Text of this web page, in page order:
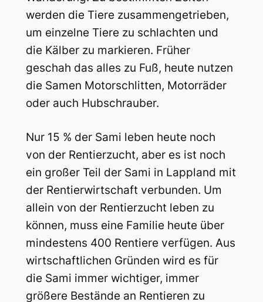
werden die Tiere zusammengetrieben,
um einzelne Tiere zu schlachten und
die Kälber zu markieren. Früher
geschah das alles zu Fuß, heute nutzen
die Samen Motorschlitten, Motorräder
oder auch Hubschrauber.
Nur 15 % der Sami leben heute noch
von der Rentierzucht, aber es ist noch
ein großer Teil der Sami in Lappland mit
der Rentierwirtschaft verbunden. Um
allein von der Rentierzucht leben zu
können, muss eine Familie heute über
mindestens 400 Rentiere verfügen. Aus
wirtschaftlichen Gründen wird es für
die Sami immer wichtiger, immer
größere Bestände an Rentieren zu